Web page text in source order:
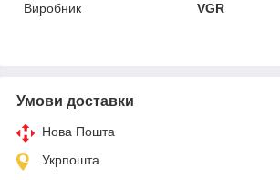
Виробник
VGR
Умови доставки
Нова Пошта
Укрпошта